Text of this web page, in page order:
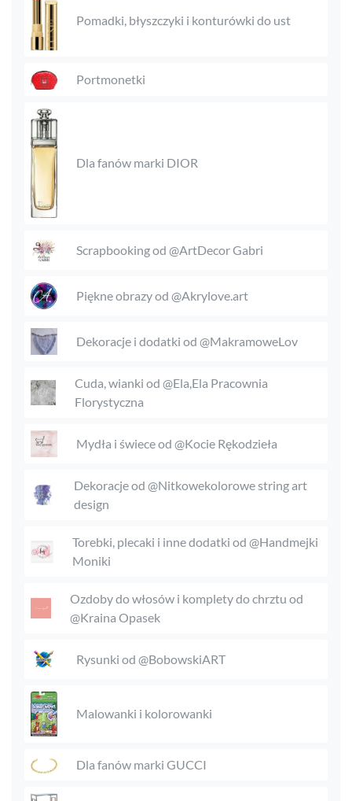
Pomadki, błyszczyki i konturówki do ust
Portmonetki
Dla fanów marki DIOR
Scrapbooking od @ArtDecor Gabri
Piękne obrazy od @Akrylove.art
Dekoracje i dodatki od @MakramoweLov
Cuda, wianki od @Ela,Ela Pracownia
Florystyczna
Mydła i świece od @Kocie Rękodzieła
Dekoracje od @Nitkowekolorowe string art
design
Torebki, plecaki i inne dodatki od @Handmejki
Moniki
Ozdoby do włosów i komplety do chrztu od
@Kraina Opasek
Rysunki od @BobowskiART
Malowanki i kolorowanki
Dla fanów marki GUCCI